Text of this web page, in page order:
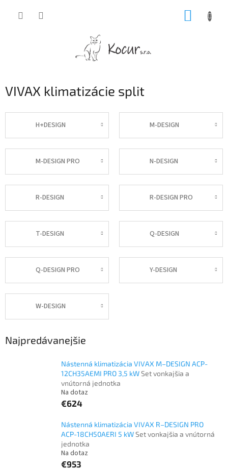
VIVAX klimatizácie split
H+DESIGN M-DESIGN
M-DESIGN PRO N-DESIGN
R-DESIGN R-DESIGN PRO
T-DESIGN Q-DESIGN
Q-DESIGN PRO Y-DESIGN
W-DESIGN
Najpredávanejšie
Nástenná klimatizácia VIVAX M–DESIGN ACP-
12CH35AEMI PRO 3,5 kWSet vonkajšia a
vnútorná jednotka
Na dotaz
€624
Nástenná klimatizácia VIVAX R–DESIGN PRO
ACP-18CH50AERI 5 kWSet vonkajšia a vnútorná
jednotka
Na dotaz
€953